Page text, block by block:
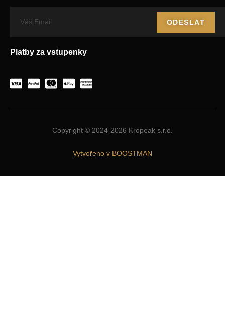
ODESLAT
Platby za vstupenky
Copyright © 2024-2026 Kropeak s.r.o.
Vytvořeno v BOOSTMAN